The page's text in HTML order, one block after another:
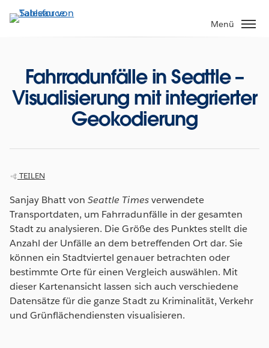
Direkt
zum
Menü
Fahrradunfälle in Seattle –
Visualisierung mit integrierter
Geokodierung
TEILEN
Sanjay Bhatt vonSeattle Timesverwendete
Transportdaten, um Fahrradunfälle in der gesamten
Stadt zu analysieren. Die Größe des Punktes stellt die
Anzahl der Unfälle an dem betreffenden Ort dar. Sie
können ein Stadtviertel genauer betrachten oder
bestimmte Orte für einen Vergleich auswählen. Mit
dieser Kartenansicht lassen sich auch verschiedene
Datensätze für die ganze Stadt zu Kriminalität, Verkehr
und Grünflächendiensten visualisieren.